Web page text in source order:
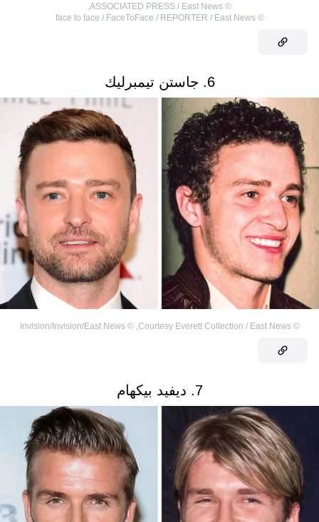
©
ASSOCIATED PRESS / East News
©
face to face / FaceToFace / REPORTER / East News
6. جاستن تيمبرليك
©
Courtesy Everett Collection / East News
,
©
Invision/Invision/East News
7. ديفيد بيكهام